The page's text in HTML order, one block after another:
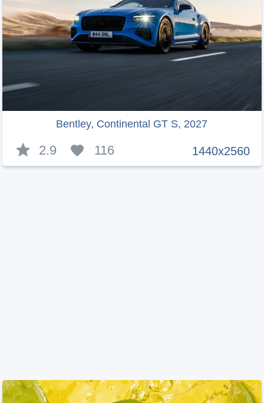
Bentley, Continental GT S, 2027
1440x2560
2.9 116